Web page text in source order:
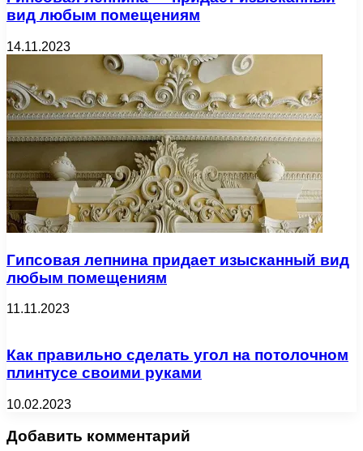
вид любым помещениям
14.11.2023
Гипсовая лепнина придает изысканный вид
любым помещениям
11.11.2023
Как правильно сделать угол на потолочном
плинтусе своими руками
10.02.2023
Добавить комментарий